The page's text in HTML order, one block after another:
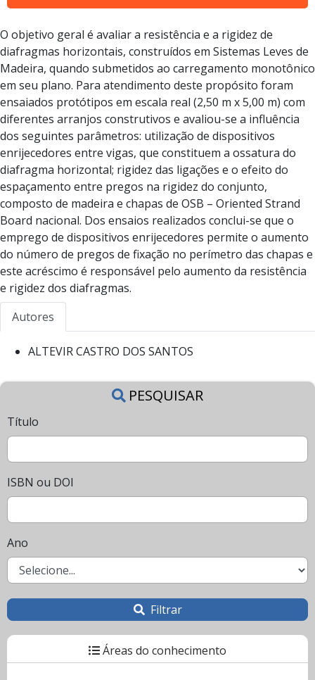
O objetivo geral é avaliar a resistência e a rigidez de
diafragmas horizontais, construídos em Sistemas Leves de
Madeira, quando submetidos ao carregamento monotônico
em seu plano. Para atendimento deste propósito foram
ensaiados protótipos em escala real (2,50 m x 5,00 m) com
diferentes arranjos construtivos e avaliou-se a influência
dos seguintes parâmetros: utilização de dispositivos
enrijecedores entre vigas, que constituem a ossatura do
diafragma horizontal; rigidez das ligações e o efeito do
espaçamento entre pregos na rigidez do conjunto,
composto de madeira e chapas de OSB – Oriented Strand
Board nacional. Dos ensaios realizados conclui-se que o
emprego de dispositivos enrijecedores permite o aumento
do número de pregos de fixação no perímetro das chapas e
este acréscimo é responsável pelo aumento da resistência
e rigidez dos diafragmas.
Autores
ALTEVIR CASTRO DOS SANTOS
PESQUISAR
Título
ISBN ou DOI
Ano
Filtrar
Áreas do conhecimento